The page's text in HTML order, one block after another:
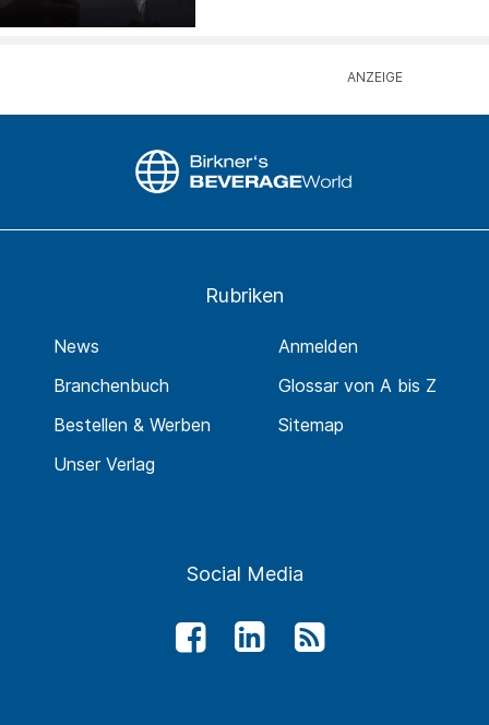
Rubriken
News
Branchenbuch
Bestellen & Werben
Unser Verlag
Anmelden
Glossar von A bis Z
Sitemap
Social Media